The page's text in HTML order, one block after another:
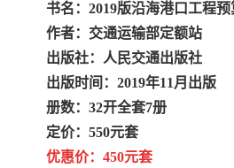
书名：2019版沿海港口工程
作者：交通运输部定额站
出版社：人民交通出版社
出版时间：2019年11月出版
册数：32开全套7册
定价：550元套
优惠价：450元套